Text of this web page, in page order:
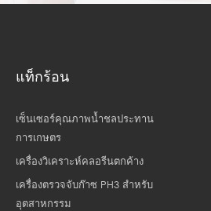
แท็กร้อน
เซ็นเซอร์คุณภาพน้ำชลประทาน
การเกษตร
เครื่องวิเคราะห์คลอรีนตกค้าง
เครื่องตรวจจับก๊าซ PH3 สำหรับ
อุตสาหกรรม